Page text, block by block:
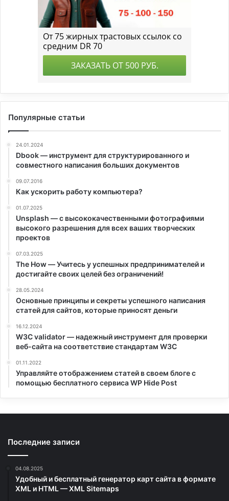
Популярные статьи
24.01.2024
Dbook — инструмент для структурированного и
совместного написания больших документов
09.07.2016
Как ускорить работу компьютера?
01.07.2025
Unsplash — с высококачественными фотографиями
высокого разрешения для всех ваших творческих
проектов
07.03.2025
The How — Учитесь у успешных предпринимателей и
достигайте своих целей без ограничений!
28.05.2024
Основные принципы и секреты успешного написания
статей для сайтов, которые приносят деньги
16.12.2024
W3C validator — надежный инструмент для проверки
веб-сайта на соответствие стандартам W3C
01.11.2022
Управляйте отображением статей в своем блоге с
помощью бесплатного сервиса WP Hide Post
Последние записи
04.08.2025
Удобный и бесплатный генератор карт сайта в формате
XML и HTML — XML Sitemaps